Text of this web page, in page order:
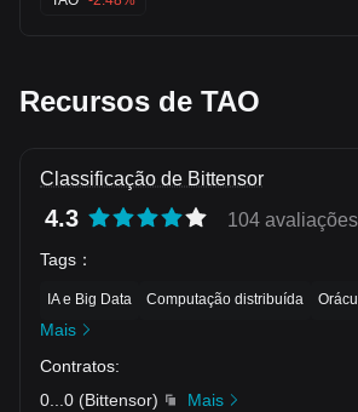
holding above the 197 level positioned to
Recursos de TAO
Classificação de Bittensor
4.3 104 avaliações
Tags ：
IA e Big Data Computação distribuída
Mais
Contratos:
0
0 (Bittensor)
Mais